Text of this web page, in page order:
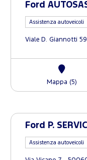
Ford
Assistenza autoveicoli
Viale D. Giannotti
Mappa (5)
Ford P.
Assistenza autoveicoli